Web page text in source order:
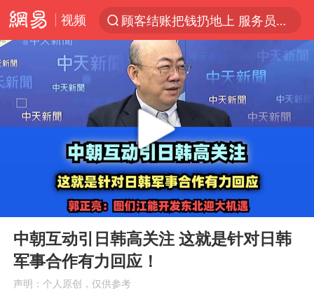
视频
顾客结账把钱扔地上 服务员霸气扔回
探寻“技能+”促就业创业新路
美国退回1000亿美元关税
山东财大教授刘海明逝世 终年38岁
李亚鹏向地铁吐血女孩捐99999元
台风白海豚或在华东沿海登陆
弹药库存告急 美军补货难
香港殿堂级填词人黎彼得因病离世 终年76岁
FIFA官方支持因凡蒂诺
Play
中朝互动引日韩高关注 这就是针对日韩
军事合作有力回应！
声明：个人原创，仅供参考